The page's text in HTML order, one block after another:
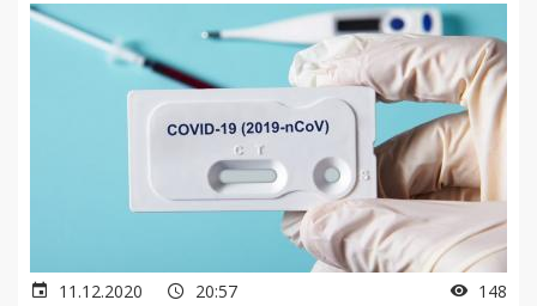
11.12.2020 20:57 148